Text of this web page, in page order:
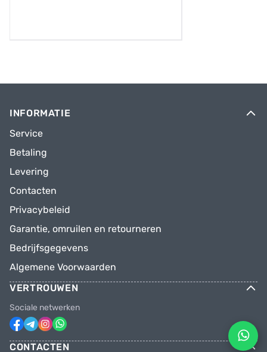
INFORMATIE
Service
Betaling
Levering
Contacten
Privacybeleid
Garantie, omruilen en retourneren
Bedrijfsgegevens
Algemene Voorwaarden
VERTROUWEN
Sociale netwerken
CONTACTEN